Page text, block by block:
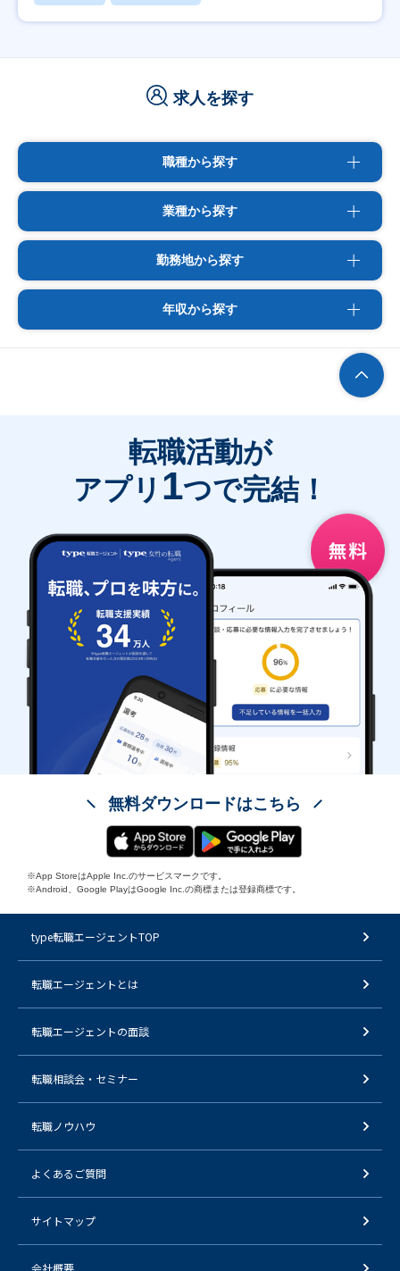
求人を探す
職種から探す
業種から探す
勤務地から探す
年収から探す
転職活動が
アプリ 1つで完結！
無料ダウンロードはこちら
※App StoreはApple Inc.のサービスマークです。
※Android、Google PlayはGoogle Inc.の商標または登録商標です。
type転職エージェントTOP
転職エージェントとは
転職エージェントの面談
転職相談会・セミナー
転職ノウハウ
よくあるご質問
サイトマップ
会社概要